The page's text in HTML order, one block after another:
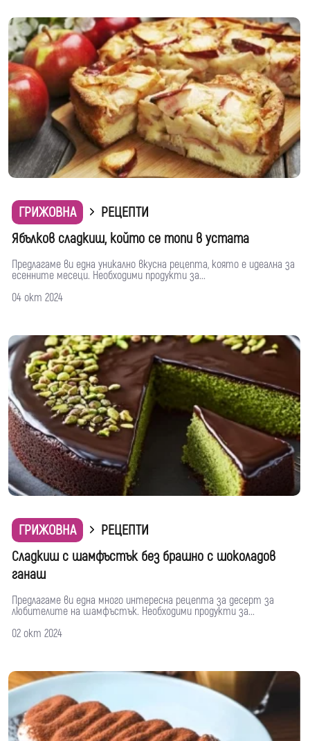
ГРИЖОВНА
РЕЦЕПТИ
Ябълков сладкиш, който се топи в устата
Предлагаме ви една уникално вкусна рецепта, която е идеална за
есенните месеци. Необходими продукти за...
04 окт 2024
ГРИЖОВНА
РЕЦЕПТИ
Сладкиш с шамфъстък без брашно с шоколадов
ганаш
Предлагаме ви една много интересна рецепта за десерт за
любителите на шамфъстък. Необходими продукти за...
02 окт 2024